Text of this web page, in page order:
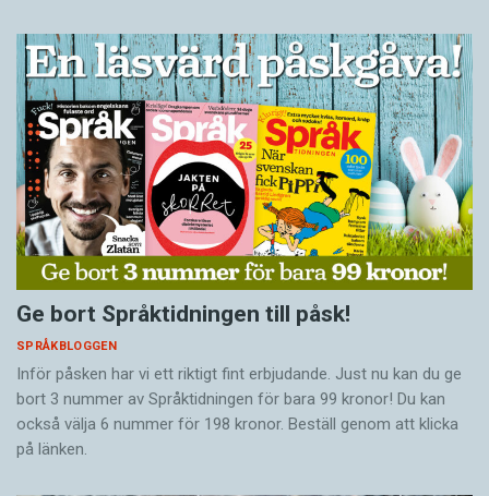
Ge bort Språktidningen till påsk!
SPRÅKBLOGGEN
Inför påsken har vi ett riktigt fint erbjudande. Just nu kan du ge
bort 3 nummer av Språktidningen för bara 99 kronor! Du kan
också välja 6 nummer för 198 kronor. Beställ genom att klicka
på länken.